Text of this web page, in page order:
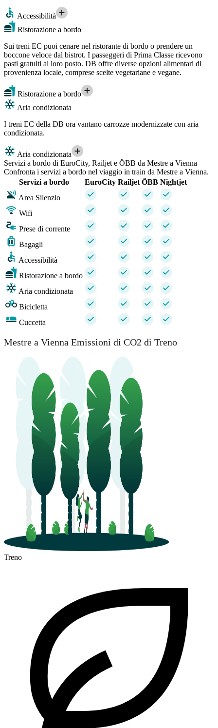
Accessibilità
Ristorazione a bordo
Sui treni EC puoi cenare nel ristorante di bordo o prendere un
boccone veloce dal bistrot. I passeggeri di Prima Classe ricevono
pasti gratuiti al loro posto. DB offre diverse opzioni alimentari di
provenienza locale, comprese scelte vegetariane e vegane.
Ristorazione a bordo
Aria condizionata
I treni EC della DB ora vantano carrozze modernizzate con aria
condizionata.
Aria condizionata
Servizi a bordo di EuroCity, Railjet e ÖBB da Mestre a Vienna
Confronta i servizi a bordo nel viaggio in train da Mestre a Vienna.
Servizi a bordo
EuroCity Railjet ÖBB Nightjet
Area Silenzio
Wifi
Prese di corrente
Bagagli
Accessibilità
Ristorazione a bordo
Aria condizionata
Bicicletta
Cuccetta
Mestre a Vienna Emissioni di CO2 di Treno
Treno